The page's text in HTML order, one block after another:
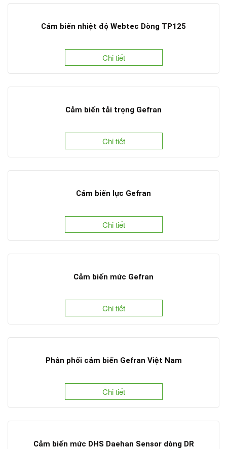
Cảm biến nhiệt độ Webtec Dòng TP125
Chi tiết
Cảm biến tải trọng Gefran
Chi tiết
Cảm biến lực Gefran
Chi tiết
Cảm biến mức Gefran
Chi tiết
Phân phối cảm biến Gefran Việt Nam
Chi tiết
Cảm biến mức DHS Daehan Sensor dòng DR